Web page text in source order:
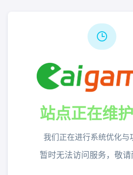
站点正在维
我们正在进行系统优化与
暂时无法访问服务，敬